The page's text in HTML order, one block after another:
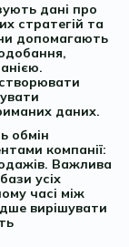
дані про
стратегій та
допомагають
даних.
обмін
компанії:
Важлива
усіх
часі між
вирішувати